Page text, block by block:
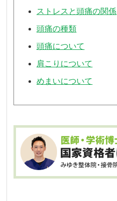
ストレスと頭痛の関係
頭痛の種類
頭痛について
肩こりについて
めまいについて